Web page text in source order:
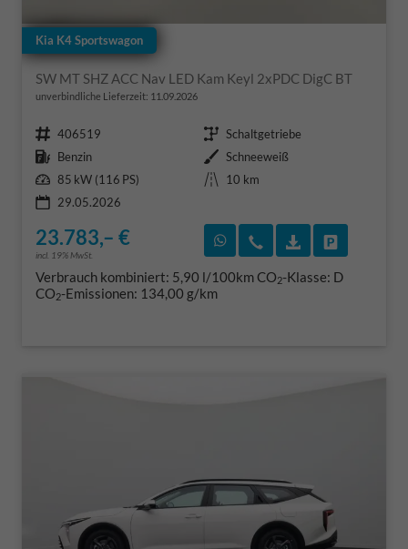
Kia K4 Sportswagon
SW MT SHZ ACC Nav LED Kam Keyl 2xPDC DigC BT
unverbindliche Lieferzeit: 11.09.2026
Fahrzeugnr. 406519 Getriebe Schaltgetriebe
Kraftstoff Benzin Außenfarbe Schneeweiß
Leistung 85 kW (116 PS) Kilometerstand
10 km
29.05.2026
23.783,– €
incl. 19% MwSt.
Rückruf vereinbaren
Wir rufen Sie an
Verbrauch kombiniert: 5,90 l/100kmCO2-Klasse: D
CO2-Emissionen: 134,00 g/km